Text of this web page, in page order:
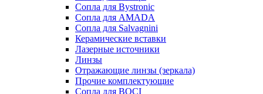
Сопла для Bystronic
Сопла для AMADA
Сопла для Salvagnini
Керамические вставки
Лазерные источники
Линзы
Отражающие линзы (зеркала)
Прочие комплектующие
Сопла для BOCI